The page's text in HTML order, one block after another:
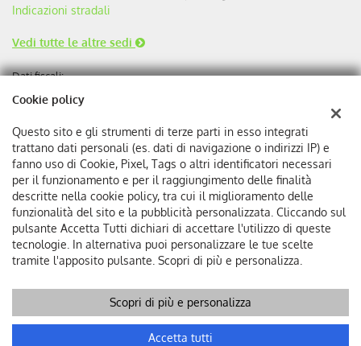
Listino
Versione
5008 Dual Motor (73kWh)
cambio
Motore
219kW
Listino
57.630 €
PREVENTIVO
Versione
5008 motore elettrico
(98kWh) Long Range GT
Exclusive (230 CV)
cambio
Automatico
alimentazione
elettrica
Listino
59.680 €
PREVENTIVO
Indicazioni stradali
Vedi tutte le altre sedi
Dati fiscali:
Autoquadrifoglio s.r.l
Via Bonini, 9, 17100 Savona
C.F/P.IVA:00384510095
Registro delle imprese:SV
REA:SV-75293
Copyright © 2026 GestionaleAuto.com S.r.l., Tutti i diritti
riservati -Leggi l'informativa sulla privacy-Cookie Policy
GestionaleAuto.com
Cookie policy
Questo sito e gli strumenti di terze parti in esso integrati
trattano dati personali (es. dati di navigazione o indirizzi IP) e
fanno uso di Cookie, Pixel, Tags o altri identificatori necessari
per il funzionamento e per il raggiungimento delle finalità
descritte nella cookie policy, tra cui il miglioramento delle
funzionalità del sito e la pubblicità personalizzata. Cliccando sul
pulsante Accetta Tutti dichiari di accettare l'utilizzo di queste
tecnologie. In alternativa puoi personalizzare le tue scelte
tramite l'apposito pulsante. Scopri di più e personalizza.
Scopri di più e personalizza
Accetta tutti